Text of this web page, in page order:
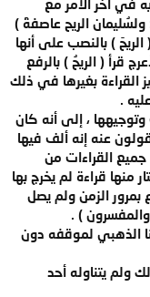
ولسُليمان الريح عاصفةَ )
( الريحَ ) بالنصب على أنها
قرأ ( الريحُ ) بالرفع
القراءة بغيرها في ذلك
.
، إلى أنه كان
عنه إنه ألف فيها
جميع القراءات من
منها قراءة لم يخرج بها
الزمن ولم يصل
) .
الذهبي لموقفه دون
ولم يتناوله أحد